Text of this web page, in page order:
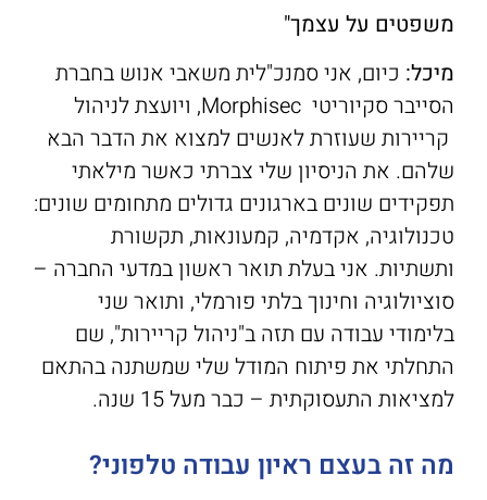
משפטים על עצמך"
מיכל: כיום, אני סמנכ"לית משאבי אנוש בחברת
הסייבר סקיוריטי Morphisec, ויועצת לניהול
קריירות שעוזרת לאנשים למצוא את הדבר הבא
שלהם. את הניסיון שלי צברתי כאשר מילאתי
תפקידים שונים בארגונים גדולים מתחומים שונים:
טכנולוגיה, אקדמיה, קמעונאות, תקשורת
ותשתיות. אני בעלת תואר ראשון במדעי החברה –
סוציולוגיה וחינוך בלתי פורמלי, ותואר שני
בלימודי עבודה עם תזה ב"ניהול קריירות", שם
התחלתי את פיתוח המודל שלי שמשתנה בהתאם
למציאות התעסוקתית – כבר מעל 15 שנה.
מה זה בעצם ראיון עבודה טלפוני?